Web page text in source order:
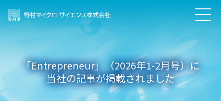
「Entrepreneur」（2026年1-2月号）に
当社の記事が掲載されました